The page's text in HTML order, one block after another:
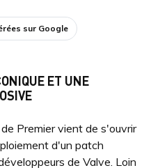
sur Google
ET UNE
Premier vient de s'ouvrir
d'un patch
de Valve. Loin